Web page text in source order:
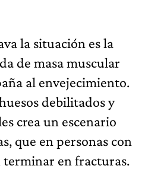
la situación es la
de masa muscular
al envejecimiento.
debilitados y
crea un escenario
que en personas con
terminar en fracturas.